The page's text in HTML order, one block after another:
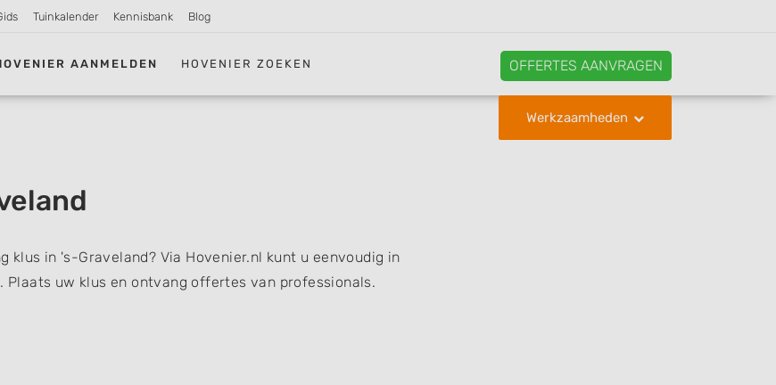
Tuinkalender Kennisbank Blog
AANMELDEN HOVENIER ZOEKEN OFFERTES AANVRAGEN
Werkzaamheden
klus in 's-Graveland? Via Hovenier.nl kunt u eenvoudig in
uw klus en ontvang offertes van professionals.